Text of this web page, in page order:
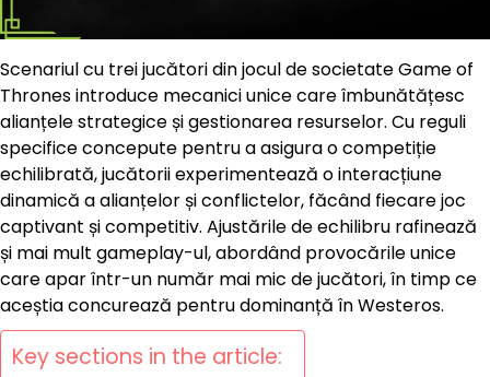
Scenariul cu trei jucători din jocul de societate Game of
Thrones introduce mecanici unice care îmbunătățesc
alianțele strategice și gestionarea resurselor. Cu reguli
specifice concepute pentru a asigura o competiție
echilibrată, jucătorii experimentează o interacțiune
dinamică a alianțelor și conflictelor, făcând fiecare joc
captivant și competitiv. Ajustările de echilibru rafinează
și mai mult gameplay-ul, abordând provocările unice
care apar într-un număr mai mic de jucători, în timp ce
aceștia concurează pentru dominanță în Westeros.
Key sections in the article: